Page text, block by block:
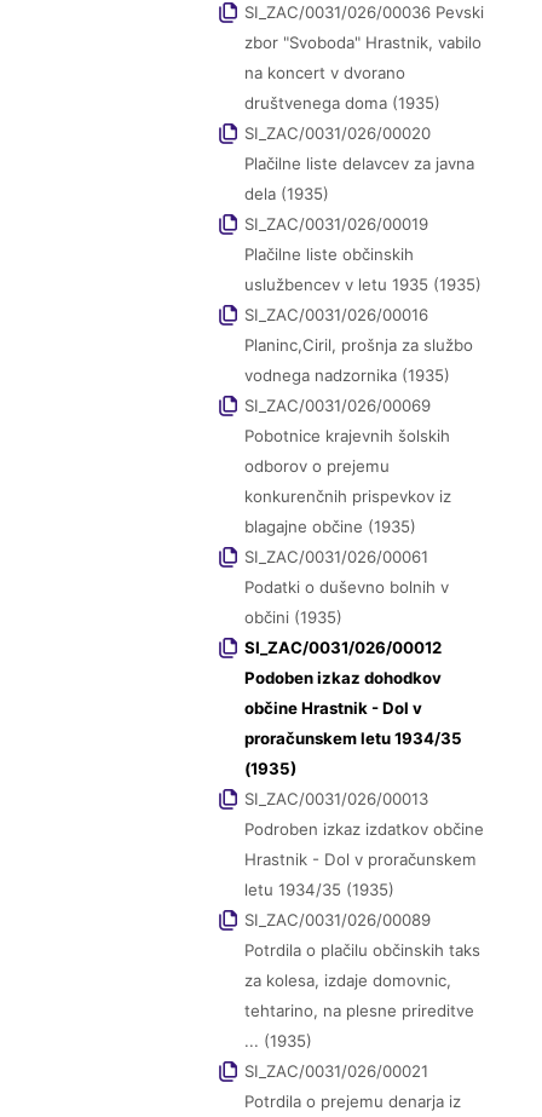
SI_ZAC/0031/026/00036 Pevski
zbor "Svoboda" Hrastnik, vabilo
na koncert v dvorano
društvenega doma (1935)
SI_ZAC/0031/026/00020
Plačilne liste delavcev za javna
dela (1935)
SI_ZAC/0031/026/00019
Plačilne liste občinskih
uslužbencev v letu 1935 (1935)
SI_ZAC/0031/026/00016
Planinc,Ciril, prošnja za službo
vodnega nadzornika (1935)
SI_ZAC/0031/026/00069
Pobotnice krajevnih šolskih
odborov o prejemu
konkurenčnih prispevkov iz
blagajne občine (1935)
SI_ZAC/0031/026/00061
Podatki o duševno bolnih v
občini (1935)
SI_ZAC/0031/026/00012
Podoben izkaz dohodkov
občine Hrastnik - Dol v
proračunskem letu 1934/35
(1935)
SI_ZAC/0031/026/00013
Podroben izkaz izdatkov občine
Hrastnik - Dol v proračunskem
letu 1934/35 (1935)
SI_ZAC/0031/026/00089
Potrdila o plačilu občinskih taks
za kolesa, izdaje domovnic,
tehtarino, na plesne prireditve
... (1935)
SI_ZAC/0031/026/00021
Potrdila o prejemu denarja iz